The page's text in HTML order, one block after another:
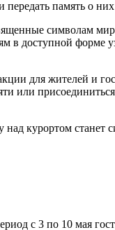
память о
символам
доступной форме
для жителей и
или
курортом
с 3 по 10 мая